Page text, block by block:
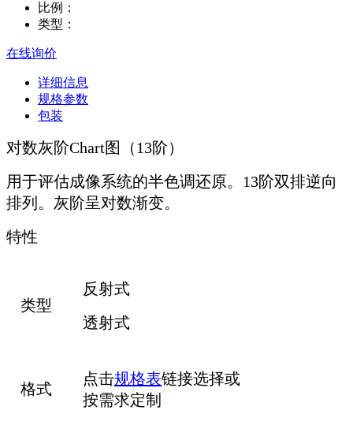
比例：
类型：
在线询价
详细信息
规格参数
包装
对数灰阶Chart图（13阶）
用于评估成像系统的半色调还原。13阶双排逆向
排列。灰阶呈对数渐变。
特性
类型
反射式
透射式
格式
点击规格表链接选择或
按需求定制